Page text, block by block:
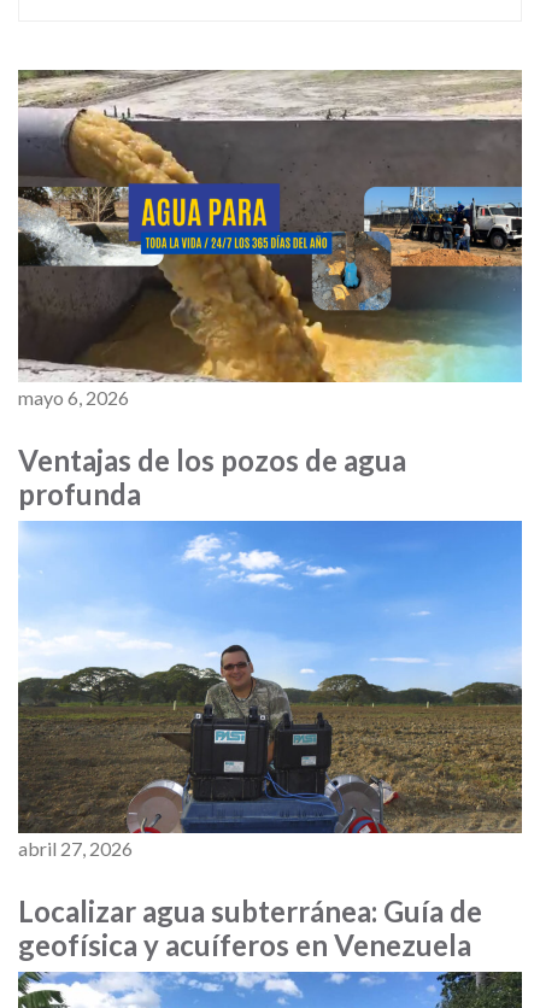
mayo 6, 2026
Ventajas de los pozos de agua
profunda
abril 27, 2026
Localizar agua subterránea: Guía de
geofísica y acuíferos en Venezuela